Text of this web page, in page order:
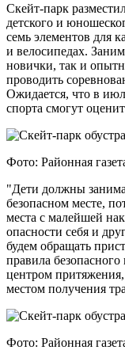
Скейт-парк
детского и
семь элементов для
и велосипедах.
новички, так и
проводить
Ожидается, что в
спорта смогут
Фото: Районная
"Дети должны
безопасном месте,
места с малейшей
опасности себя и
будем обращать
правила
центром
местом получения
Фото: Районная